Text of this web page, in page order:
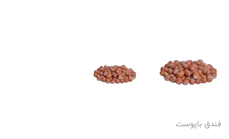
فندق باپوست